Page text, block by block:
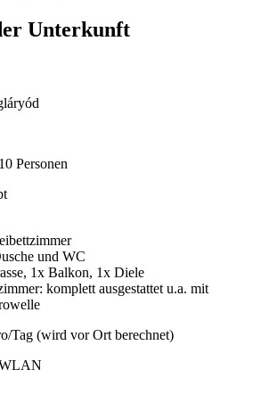
Unterkunft
Personen
und WC
1x Balkon, 1x Diele
komplett ausgestattet u.a. mit
Tag (wird vor Ort berechnet)